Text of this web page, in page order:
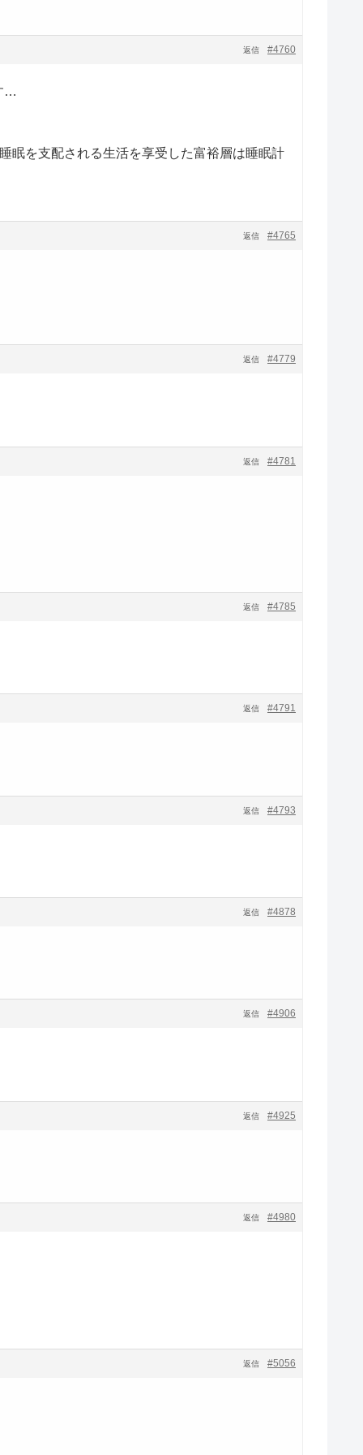
#4760
返信
…
眠を支配される生活を享受した富裕層は睡眠計
#4765
返信
#4779
返信
#4781
返信
#4785
返信
#4791
返信
#4793
返信
#4878
返信
#4906
返信
#4925
返信
#4980
返信
#5056
返信